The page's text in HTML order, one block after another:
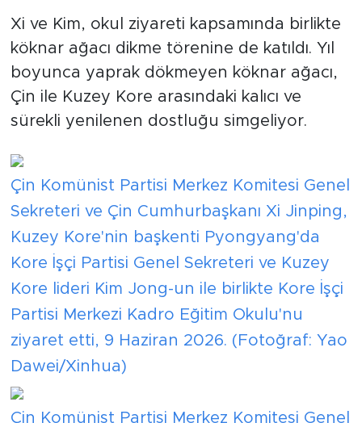
Xi ve Kim, okul ziyareti kapsamında birlikte
köknar ağacı dikme törenine de katıldı. Yıl
boyunca yaprak dökmeyen köknar ağacı,
Çin ile Kuzey Kore arasındaki kalıcı ve
sürekli yenilenen dostluğu simgeliyor.
Çin Komünist Partisi Merkez Komitesi Genel
Sekreteri ve Çin Cumhurbaşkanı Xi Jinping,
Kuzey Kore'nin başkenti Pyongyang'da
Kore İşçi Partisi Genel Sekreteri ve Kuzey
Kore lideri Kim Jong-un ile birlikte Kore İşçi
Partisi Merkezi Kadro Eğitim Okulu'nu
ziyaret etti, 9 Haziran 2026. (Fotoğraf: Yao
Dawei/Xinhua)
Çin Komünist Partisi Merkez Komitesi Genel